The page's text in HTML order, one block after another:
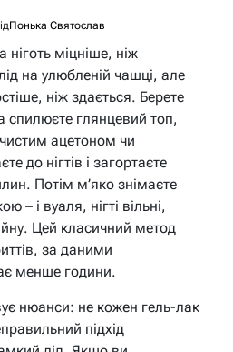
Понька Святослав
ніготь міцніше, ніж
на улюбленій чашці, але
ніж здається. Берете
спилюєте глянцевий топ,
ацетоном чи
до нігтів і загортаєте
Потім м’яко знімаєте
– і вуаля, нігті вільні,
Цей класичний метод
за даними
менше години.
нюанси: не кожен гель-лак
підхід